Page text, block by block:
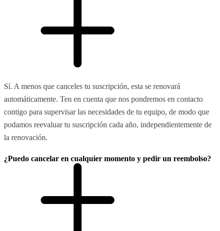
Sí. A menos que canceles tu suscripción, esta se renovará
automáticamente. Ten en cuenta que nos pondremos en contacto
contigo para supervisar las necesidades de tu equipo, de modo que
podamos reevaluar tu suscripción cada año, independientemente de
la renovación.
¿Puedo cancelar en cualquier momento y pedir un reembolso?